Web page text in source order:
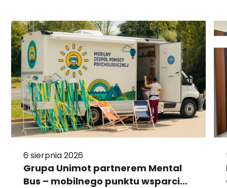
6 sierpnia 2026
Grupa Unimot partnerem Mental
Bus – mobilnego punktu wsparcia